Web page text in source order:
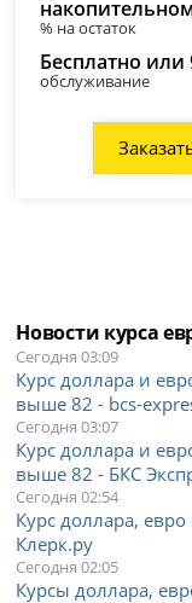
% на остаток
Бесплатно или
обслуживание
Новости курса
Сегодня 03:09
Курс доллара и
выше 82 - bcs-
Сегодня 03:07
Курс доллара и
выше 82 - БКС
Сегодня 02:54
Курс доллара,
Клерк.ру
Сегодня 02:05
Курсы доллара,